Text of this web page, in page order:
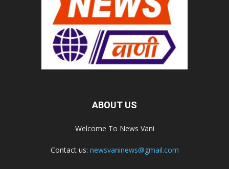
ABOUT US
Welcome To News Vani
Contact us: newsvaninews@gmail.com